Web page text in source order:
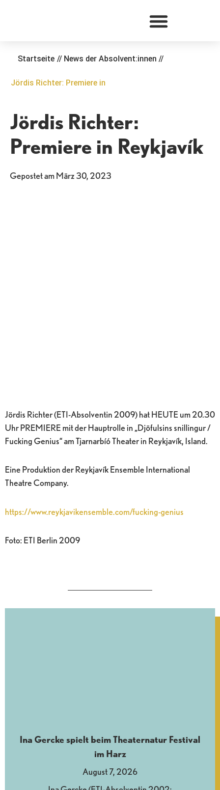
Startseite // News der Absolvent:innen //
Jördis Richter: Premiere in
Jördis Richter:
Premiere in Reykjavík
Gepostet amMärz 30, 2023
Jördis Richter (ETI-Absolventin 2009) hat HEUTE um 20.30
Uhr PREMIERE mit der Hauptrolle in „Djöfulsins snillingur /
Fucking Genius“ am Tjarnarbíó Theater in Reykjavík, Island.
Eine Produktion der Reykjavík Ensemble International
Theatre Company.
https://www.reykjavikensemble.com/fucking-genius
Foto: ETI Berlin 2009
Ina Gercke spielt beim Theaternatur Festival
im Harz
August 7, 2026